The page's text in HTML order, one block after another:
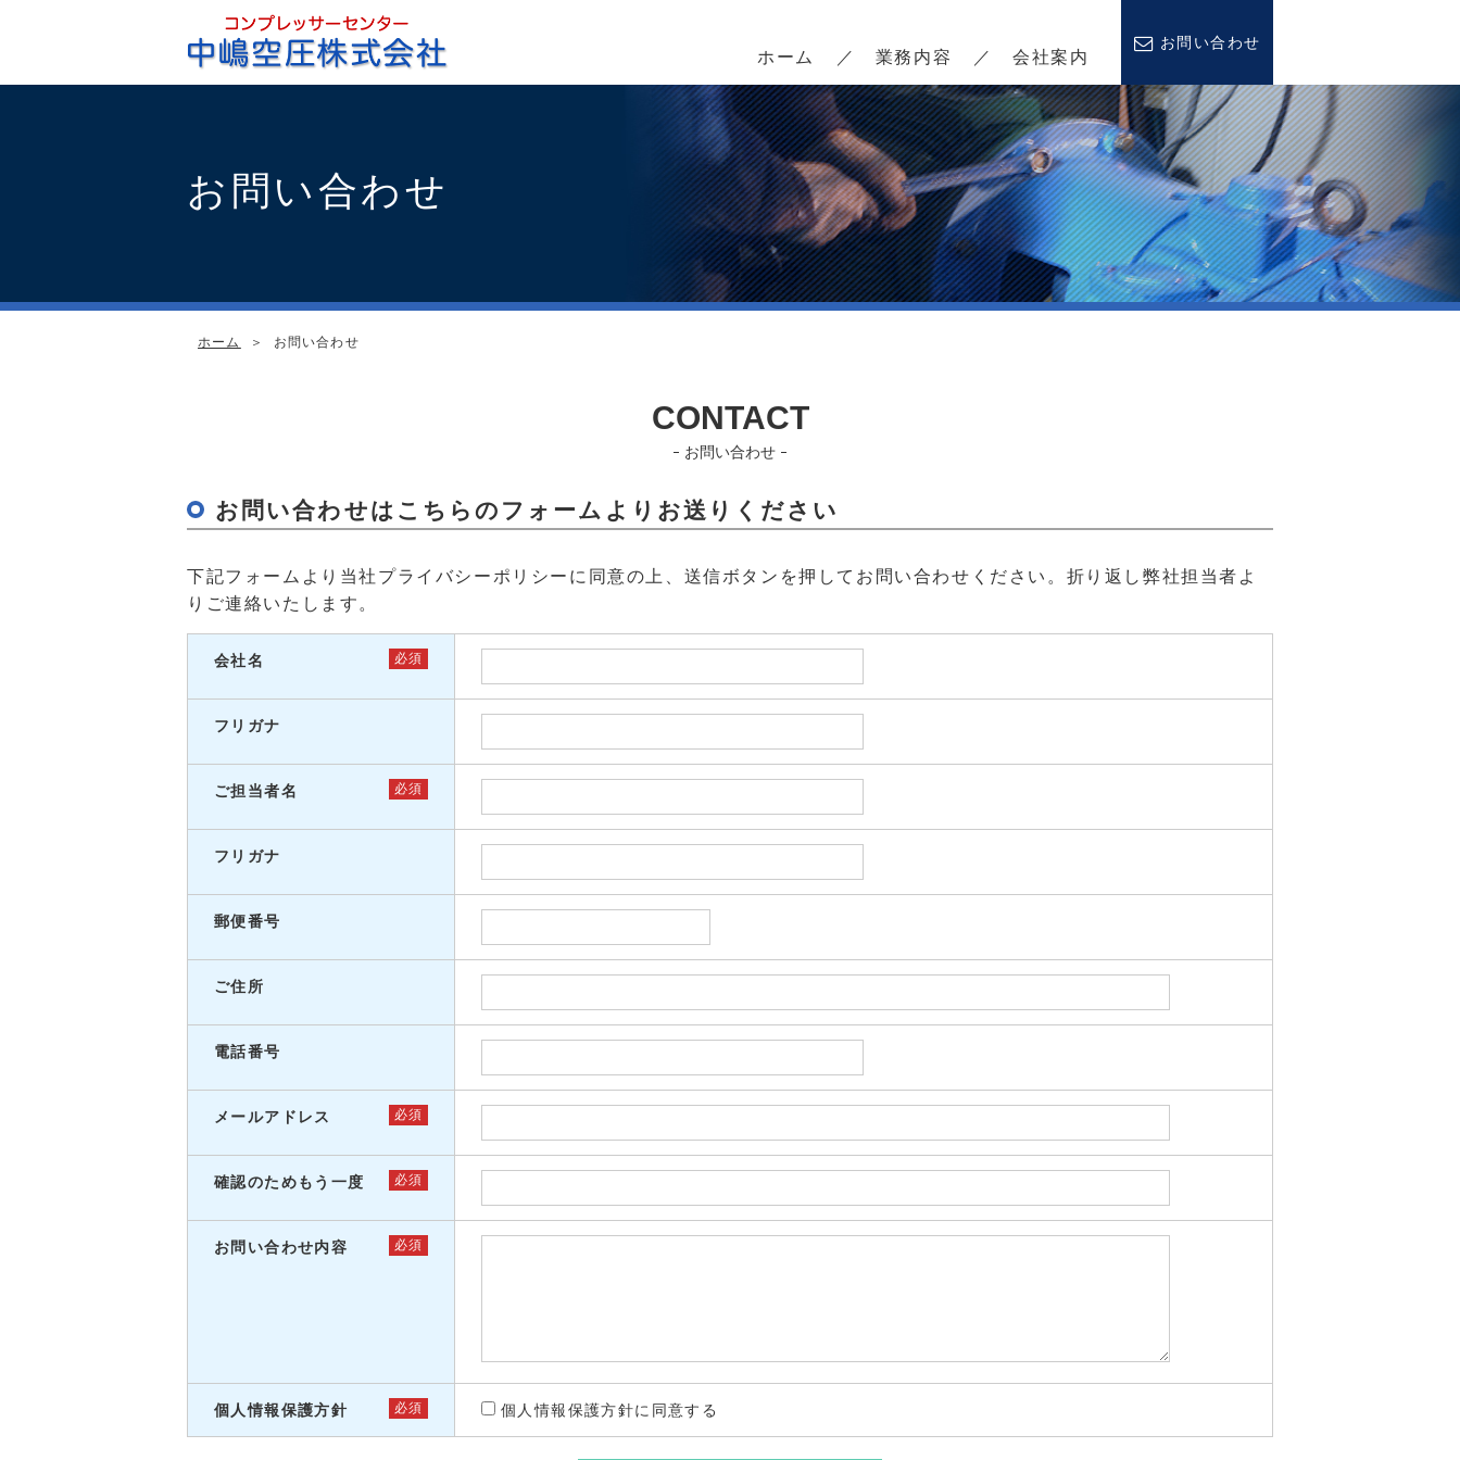
ホーム 業務内容 会社案内
お問い合わせ
お問い合わせ
ホーム ＞ お問い合わせ
CONTACT
お問い合わせ
お問い合わせはこちらのフォームよりお送りください
下記フォームより当社 プライバシーポリシー に同意の上、送信ボタンを押してお問い合わせください。折り返し弊社担当者よ
りご連絡いたします。
会社名 必須
フリガナ
ご担当者名 必須
フリガナ
郵便番号
ご住所
電話番号
メールアドレス 必須
確認のためもう一度 必須
お問い合わせ内容 必須
個人情報保護方針 必須 個人情報保護方針に同意する